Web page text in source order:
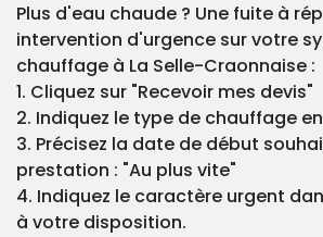
Plus d'eau chaude ? Une fuite à
intervention d'urgence sur votre
chauffage à La Selle-Craonnaise :
1. Cliquez sur "Recevoir mes devis"
2. Indiquez le type de chauffage
3. Précisez la date de début
prestation : "Au plus vite"
4. Indiquez le caractère urgent
à votre disposition.